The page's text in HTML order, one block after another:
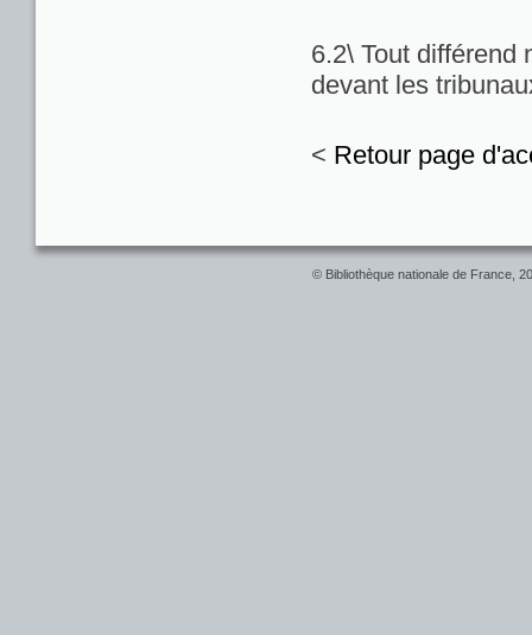
6.2\ Tout différend
devant les
< Retour page
© Bibliothèque nationale de France,